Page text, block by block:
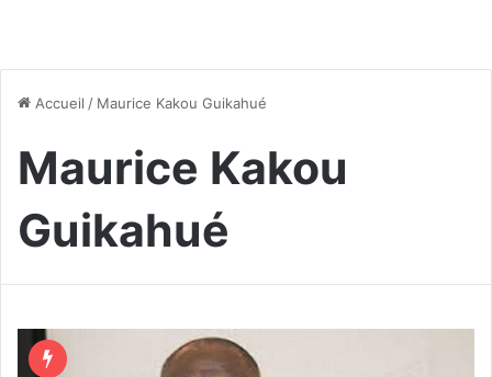
Accueil / Maurice Kakou Guikahué
Maurice Kakou
Guikahué